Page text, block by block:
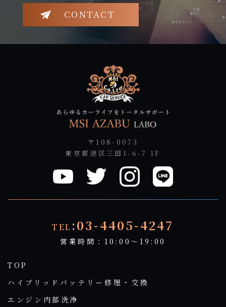
CONTACT
〒108-0073
東京都港区三田1-6-7 1F
TEL :03-4405-4247
営業時間：10:00～19:00
TOP
ハイブリッドバッテリー修理・交換
エンジン内部洗浄